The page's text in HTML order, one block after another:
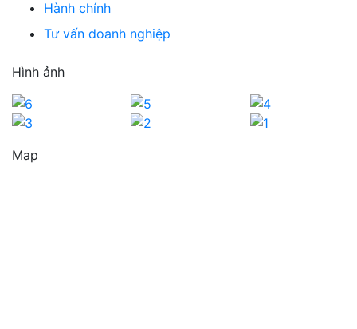
Hành chính
Tư vấn doanh nghiệp
Hình ảnh
Map